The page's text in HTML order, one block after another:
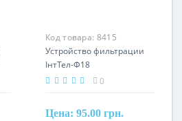
Код товара: 8415
Устройство фильтрации
ІнтТел-Ф18
0
Цена: 95.00 грн.